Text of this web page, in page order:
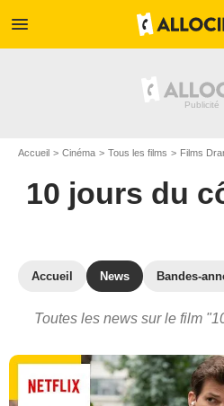
menu
Accueil Cinéma Tous les films Films
10 jours du
Accueil News Bandes-
Toutes les news sur le film